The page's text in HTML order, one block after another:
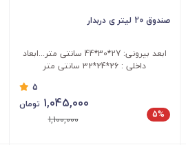
صندوق 20 لیتر ی دربدار
ابعد بیرونی: 27*30*44 سانتی متر...ابعاد
داخلی : 26*24*32 سانتی متر
5
5%
1,045,000 تومان
1,100,000